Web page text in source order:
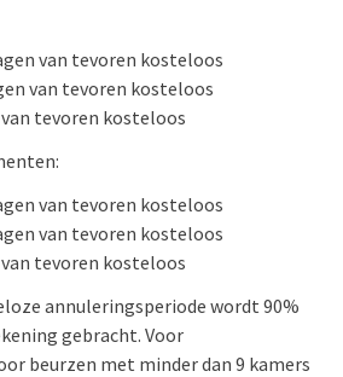
van tevoren kosteloos
van tevoren kosteloos
van tevoren kosteloos
van tevoren kosteloos
van tevoren kosteloos
van tevoren kosteloos
annuleringsperiode wordt 90%
gebracht. Voor
beurzen met minder dan 9 kamers